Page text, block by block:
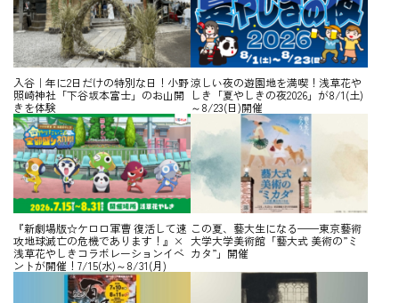
入谷｜年に2日だけの特別な日！小野
照崎神社「下谷坂本富士」のお山開
きを体験
涼しい夜の遊園地を満喫！浅草花や
しき「夏やしきの夜2026」が8/1(土)
～8/23(日)開催
『新劇場版☆ケロロ軍曹 復活して速
攻地球滅亡の危機であります！』×
浅草花やしきコラボレーションイベ
ントが開催！7/15(水)～8/31(月)
この夏、藝大生になる——東京藝術
大学大学美術館「藝大式 美術の”ミ
カタ”」開催